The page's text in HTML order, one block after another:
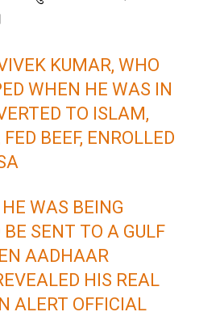
KUMAR, WHO
WHEN HE WAS IN
TO ISLAM,
BEEF, ENROLLED
WAS BEING
BE SENT TO A GULF
AADHAAR
HIS REAL
ALERT OFFICIAL